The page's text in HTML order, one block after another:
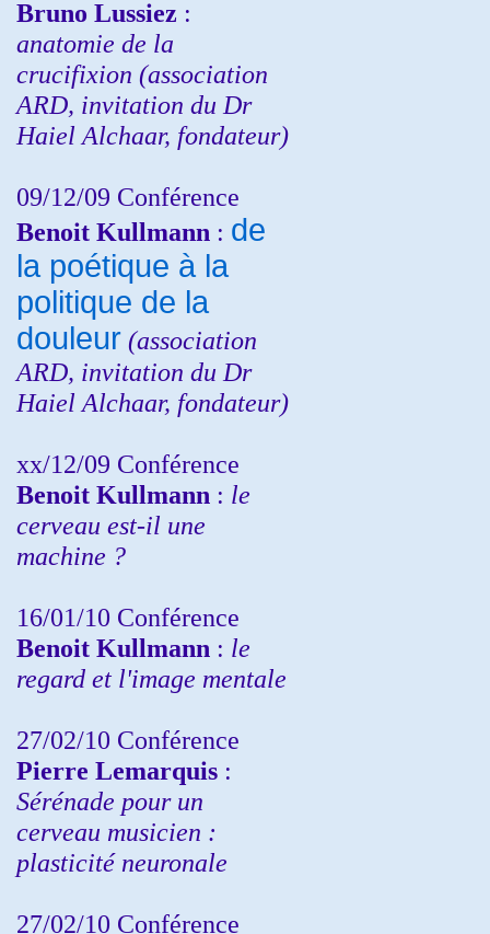
Bruno Lussiez :
anatomie de la
crucifixion (association
ARD, invitation du Dr
Haiel Alchaar, fondateur)
09/12/09 Conférence
Benoit Kullmann : de
la poétique à la
politique de la
douleur (association
ARD, invitation du Dr
Haiel Alchaar, fondateur)
xx/12/09 Conférence
Benoit Kullmann : le
cerveau est-il une
machine ?
16/01/10 Conférence
Benoit Kullmann : le
regard et l'image mentale
27/02/10 Conférence
Pierre Lemarquis :
Sérénade pour un
cerveau musicien :
plasticité neuronale
27/02/10 Conférence